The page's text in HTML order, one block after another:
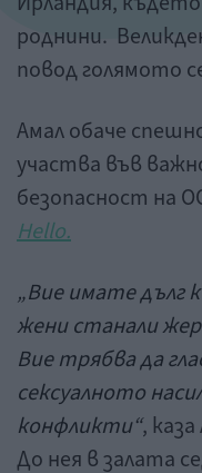
роднини.
повод голямото
Амал обаче
участва във
безопасност на
Hello.
„Вие имате
жени станали
Вие трябва да
сексуалното
конфликти“,
До нея в залата